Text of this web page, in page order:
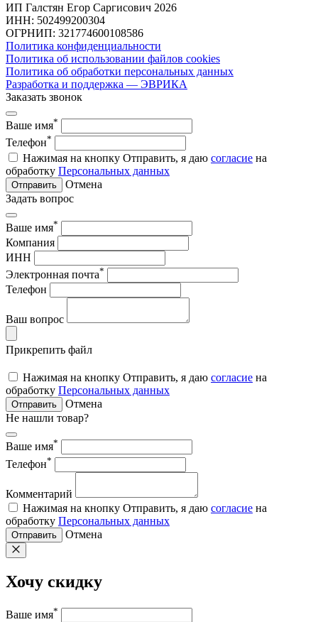
ИП Галстян Егор Саргисович 2026
ИНН: 502499200304
ОГРНИП: 321774600108586
Политика конфиденциальности
Политика об использовании файлов cookies
Политика об обработки персональных данных
Разработка и поддержка — ЭВРИКА
Заказать звонок
Ваше имя*
Телефон*
Нажимая на кнопку Отправить, я даю согласие на
обработку Персональных данных
Отправить
Отмена
Задать вопрос
Ваше имя*
Компания
ИНН
Электронная почта*
Телефон
Ваш вопрос
Прикрепить файл
Нажимая на кнопку Отправить, я даю согласие на
обработку Персональных данных
Отправить
Отмена
Не нашли товар?
Ваше имя*
Телефон*
Комментарий
Нажимая на кнопку Отправить, я даю согласие на
обработку Персональных данных
Отправить Отмена
Хочу скидку
Ваше имя*